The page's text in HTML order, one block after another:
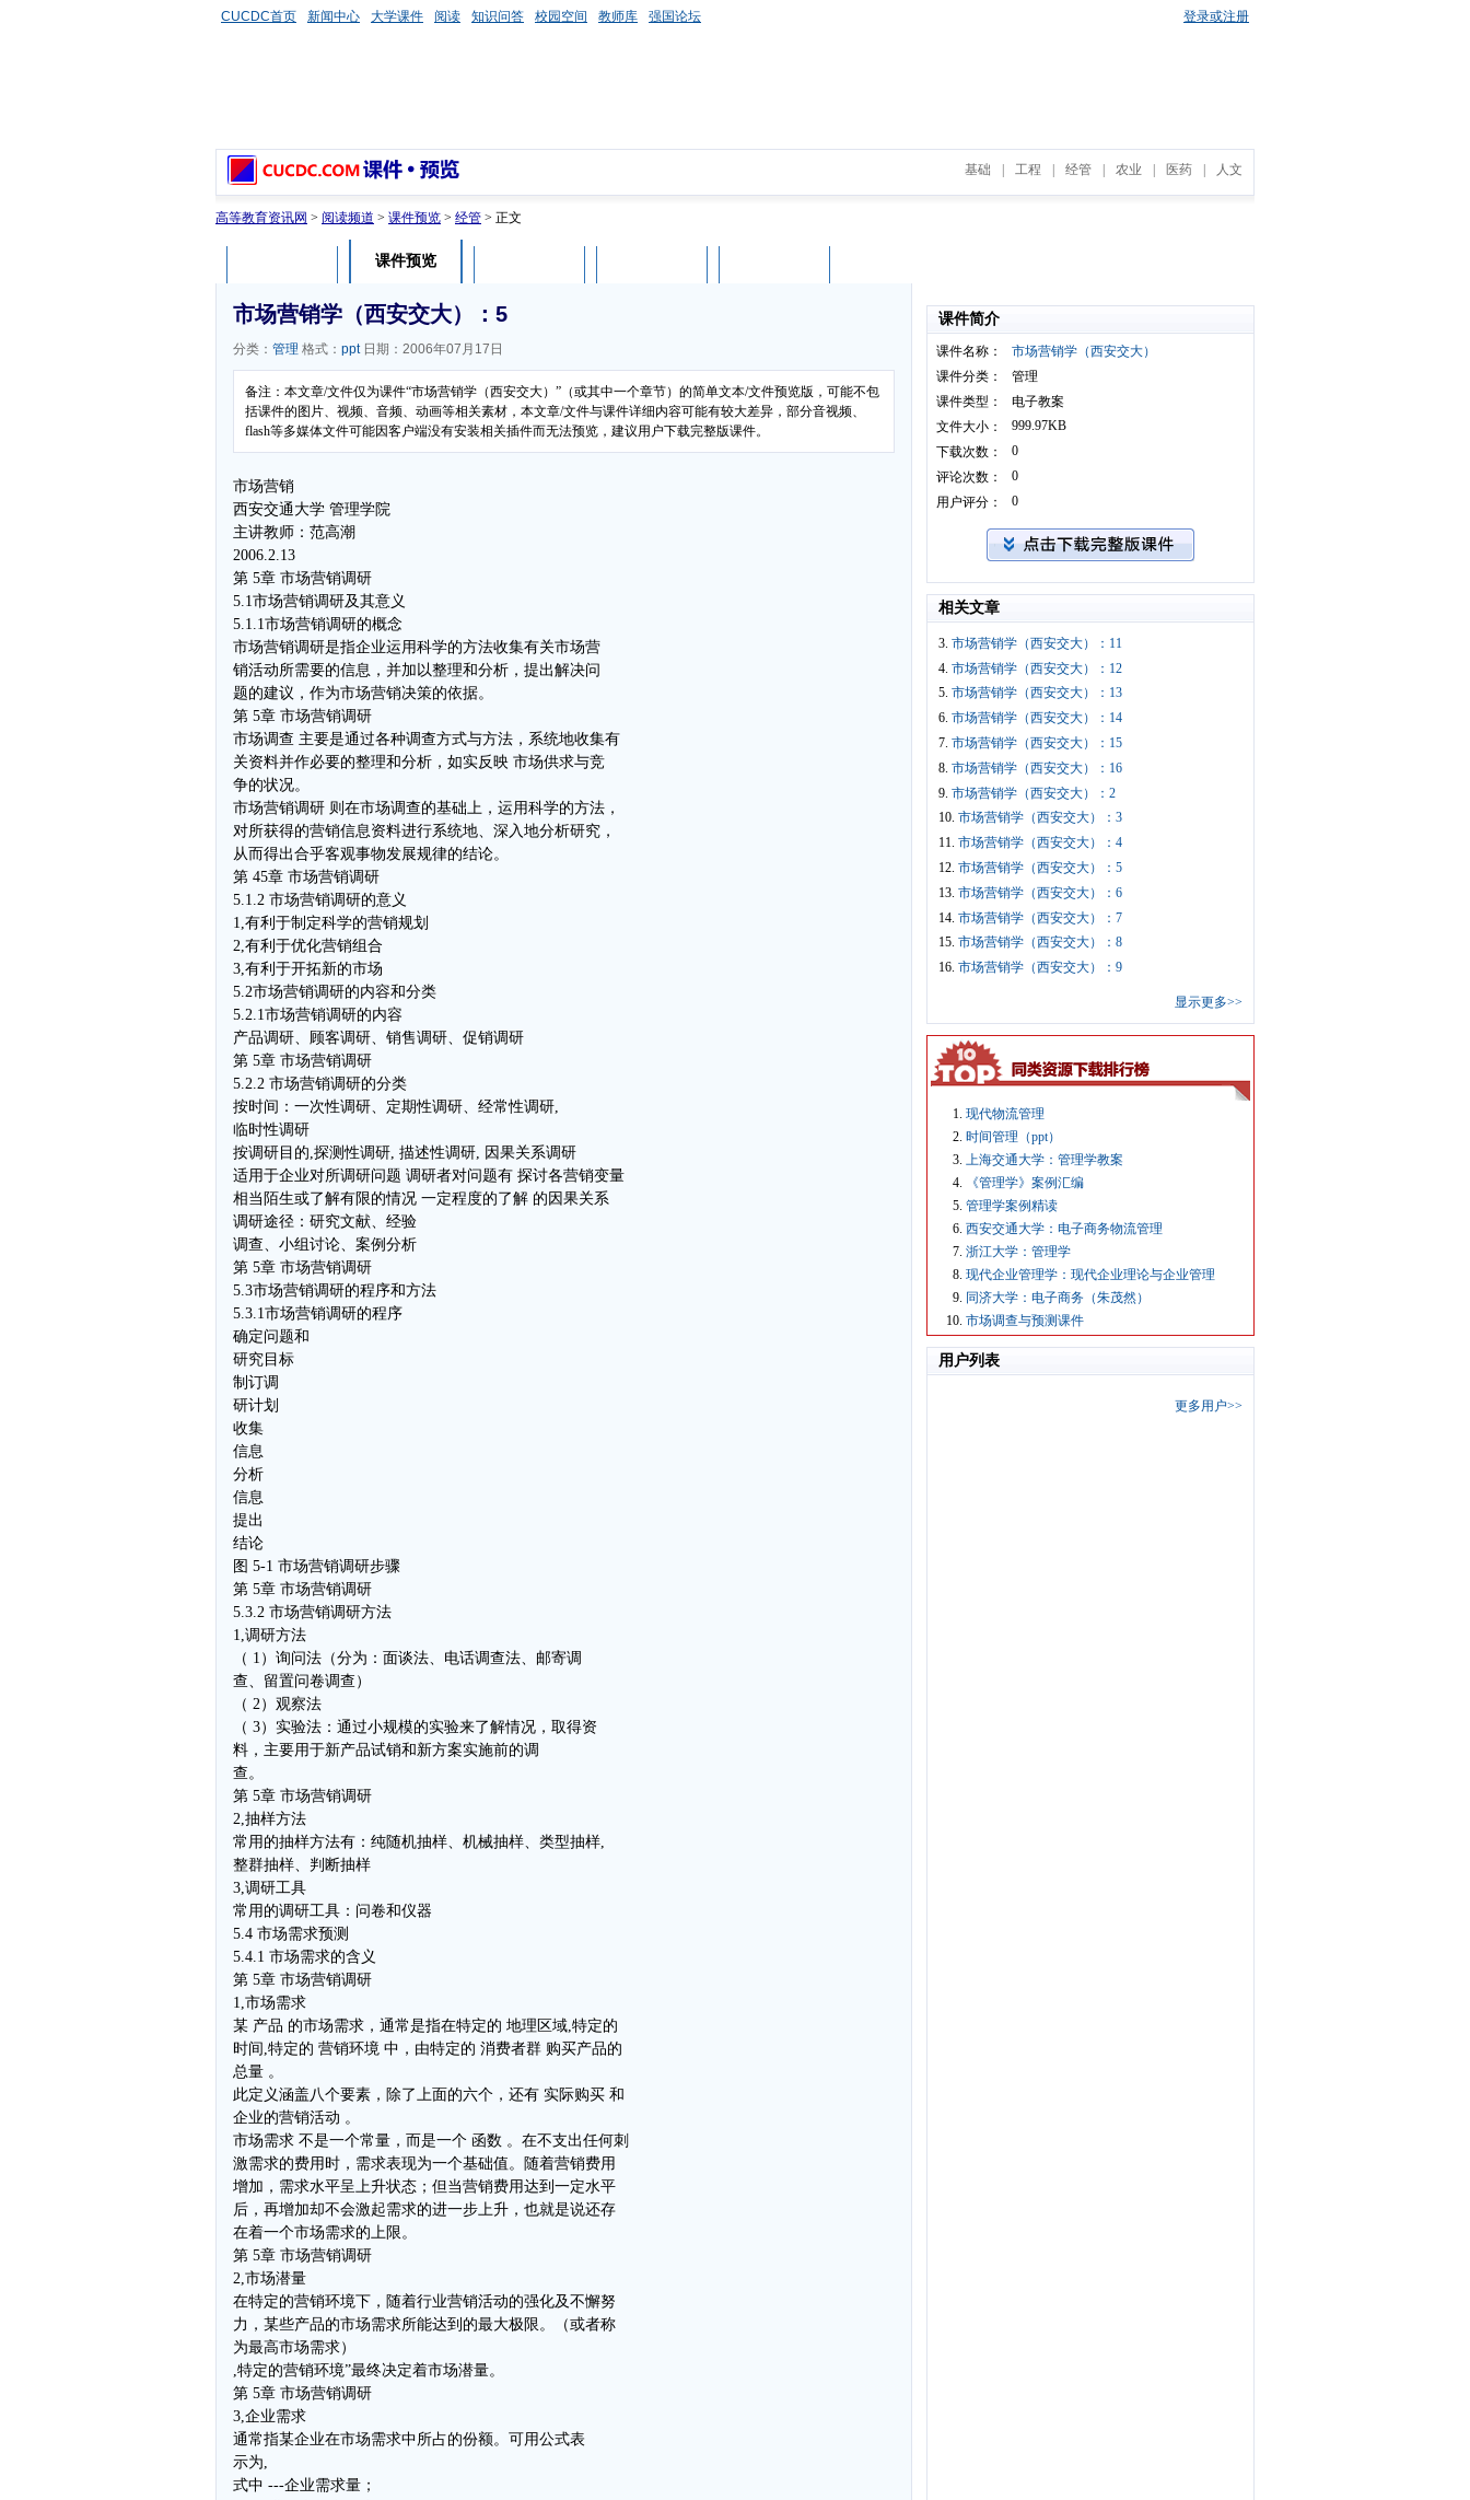
CUCDC首页 新闻中心 大学课件 阅读 知识问答 校园空间 教师库 强国论坛 登录或注册
基础 工程 经管 农业 医药 人文
高等教育资讯网 > 阅读频道 > 课件预览 > 经管 > 正文
课件预览
市场营销学（西安交大）：5
分类： 管理 格式： ppt日期：2006年07月17日
备注：本文章/文件仅为课件“市场营销学（西安交大）”（或其中一个章节）的简单文本/文件预览版，可能不包
括课件的图片、视频、音频、动画等相关素材，本文章/文件与课件详细内容可能有较大差异，部分音视频、
flash等多媒体文件可能因客户端没有安装相关插件而无法预览，建议用户下载完整版课件。
市场营销
西安交通大学 管理学院
主讲教师：范高潮
2006.2.13
第 5章 市场营销调研
5.1市场营销调研及其意义
5.1.1市场营销调研的概念
市场营销调研是指企业运用科学的方法收集有关市场营
销活动所需要的信息，并加以整理和分析，提出解决问
题的建议，作为市场营销决策的依据。
第 5章 市场营销调研
市场调查 主要是通过各种调查方式与方法，系统地收集有
关资料并作必要的整理和分析，如实反映 市场供求与竞
争的状况。
市场营销调研 则在市场调查的基础上，运用科学的方法，
对所获得的营销信息资料进行系统地、深入地分析研究，
从而得出合乎客观事物发展规律的结论。
第 45章 市场营销调研
5.1.2 市场营销调研的意义
1,有利于制定科学的营销规划
2,有利于优化营销组合
3,有利于开拓新的市场
5.2市场营销调研的内容和分类
5.2.1市场营销调研的内容
产品调研、顾客调研、销售调研、促销调研
第 5章 市场营销调研
5.2.2 市场营销调研的分类
按时间：一次性调研、定期性调研、经常性调研,
临时性调研
按调研目的,探测性调研, 描述性调研, 因果关系调研
适用于企业对所调研问题 调研者对问题有 探讨各营销变量
相当陌生或了解有限的情况 一定程度的了解 的因果关系
调研途径：研究文献、经验
调查、小组讨论、案例分析
第 5章 市场营销调研
5.3市场营销调研的程序和方法
5.3.1市场营销调研的程序
确定问题和
研究目标
制订调
研计划
收集
信息
分析
信息
提出
结论
图 5-1 市场营销调研步骤
第 5章 市场营销调研
5.3.2 市场营销调研方法
1,调研方法
（ 1）询问法（分为：面谈法、电话调查法、邮寄调
查、留置问卷调查）
（ 2）观察法
（ 3）实验法：通过小规模的实验来了解情况，取得资
料，主要用于新产品试销和新方案实施前的调
查。
第 5章 市场营销调研
2,抽样方法
常用的抽样方法有：纯随机抽样、机械抽样、类型抽样,
整群抽样、判断抽样
3,调研工具
常用的调研工具：问卷和仪器
5.4 市场需求预测
5.4.1 市场需求的含义
第 5章 市场营销调研
1,市场需求
某 产品 的市场需求，通常是指在特定的 地理区域,特定的
时间,特定的 营销环境 中，由特定的 消费者群 购买产品的
总量 。
此定义涵盖八个要素，除了上面的六个，还有 实际购买 和
企业的营销活动 。
市场需求 不是一个常量，而是一个 函数 。在不支出任何刺
激需求的费用时，需求表现为一个基础值。随着营销费用
增加，需求水平呈上升状态；但当营销费用达到一定水平
后，再增加却不会激起需求的进一步上升，也就是说还存
在着一个市场需求的上限。
第 5章 市场营销调研
2,市场潜量
在特定的营销环境下，随着行业营销活动的强化及不懈努
力，某些产品的市场需求所能达到的最大极限。（或者称
为最高市场需求）
,特定的营销环境”最终决定着市场潜量。
第 5章 市场营销调研
3,企业需求
通常指某企业在市场需求中所占的份额。可用公式表
示为,
式中 ---企业需求量；
课件简介
课件名称：
市场营销学（西安交大）
课件分类：
管理
课件类型：
电子教案
文件大小：
999.97KB
下载次数：
0
评论次数：
0
用户评分：
0
相关文章
3. 市场营销学（西安交大）：11
4. 市场营销学（西安交大）：12
5. 市场营销学（西安交大）：13
6. 市场营销学（西安交大）：14
7. 市场营销学（西安交大）：15
8. 市场营销学（西安交大）：16
9. 市场营销学（西安交大）：2
10. 市场营销学（西安交大）：3
11. 市场营销学（西安交大）：4
12. 市场营销学（西安交大）：5
13. 市场营销学（西安交大）：6
14. 市场营销学（西安交大）：7
15. 市场营销学（西安交大）：8
16. 市场营销学（西安交大）：9
显示更多>>
现代物流管理
时间管理（ppt）
上海交通大学：管理学教案
《管理学》案例汇编
管理学案例精读
西安交通大学：电子商务物流管理
浙江大学：管理学
现代企业管理学：现代企业理论与企业管理
同济大学：电子商务（朱茂然）
市场调查与预测课件
用户列表
更多用户>>